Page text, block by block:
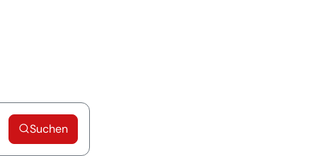
Suchen